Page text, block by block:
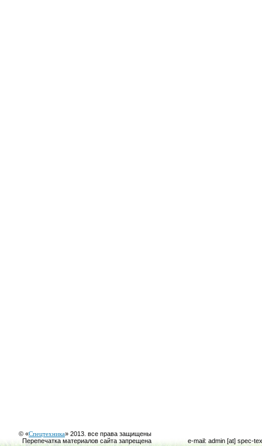
© «Спецтехника» 2013. все права защищены
Перепечатка материалов сайта запрещена
e-mail: admin [at] spec-